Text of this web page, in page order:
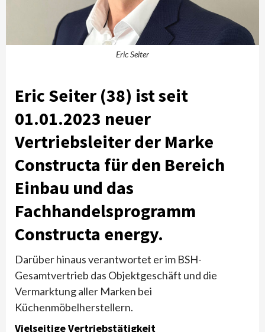
Eric Seiter
Eric Seiter (38) ist seit
01.01.2023 neuer
Vertriebsleiter der Marke
Constructa für den Bereich
Einbau und das
Fachhandelsprogramm
Constructa energy.
Darüber hinaus verantwortet er im BSH-
Gesamtvertrieb das Objektgeschäft und die
Vermarktung aller Marken bei
Küchenmöbelherstellern.
Vielseitige Vertriebstätigkeit